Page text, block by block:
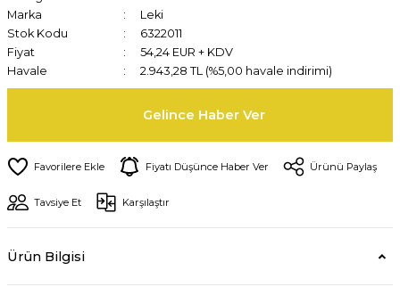
Marka
Leki
Stok Kodu
6322011
Fiyat
54,24 EUR + KDV
Havale
2.943,28 TL (%5,00 havale indirimi)
Gelince Haber Ver
Fiyatı Düşünce Haber Ver Ürünü Paylaş
Tavsiye Et Karşılaştır
Ürün Bilgisi